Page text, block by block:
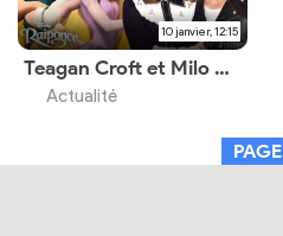
10 janvier, 12:15
Teagan Croft et Milo Manheim seront Raiponce et Flynn en live-action
Actualité
PAGE